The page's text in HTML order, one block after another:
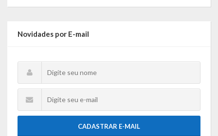
Novidades por E-mail
CADASTRAR E-MAIL